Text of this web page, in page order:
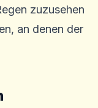
zuzusehen
an denen der